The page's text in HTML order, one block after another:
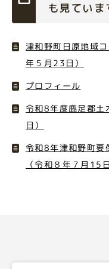
も見ていま
津和野町日原地域
年５月23日）
プロフィール
令和8年度鹿足郡土
日）
令和8年津和野町要
（令和８年７月15日